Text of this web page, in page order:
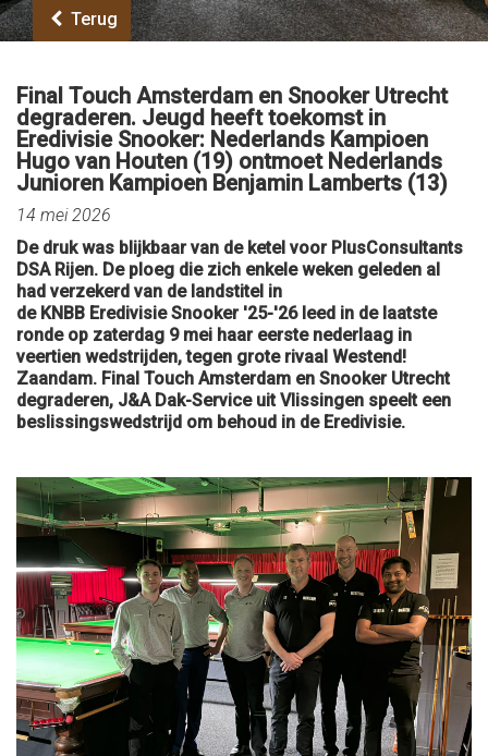
Terug
Final Touch Amsterdam en Snooker Utrecht
degraderen. Jeugd heeft toekomst in
Eredivisie Snooker: Nederlands Kampioen
Hugo van Houten (19) ontmoet Nederlands
Junioren Kampioen Benjamin Lamberts (13)
14 mei 2026
De druk was blijkbaar van de ketel voor PlusConsultants
DSA Rijen. De ploeg die zich enkele weken geleden al
had verzekerd van de landstitel in
de KNBB Eredivisie Snooker '25-'26 leed in de laatste
ronde op zaterdag 9 mei haar eerste nederlaag in
veertien wedstrijden, tegen grote rivaal Westend!
Zaandam. Final Touch Amsterdam en Snooker Utrecht
degraderen, J&A Dak-Service uit Vlissingen speelt een
beslissingswedstrijd om behoud in de Eredivisie.